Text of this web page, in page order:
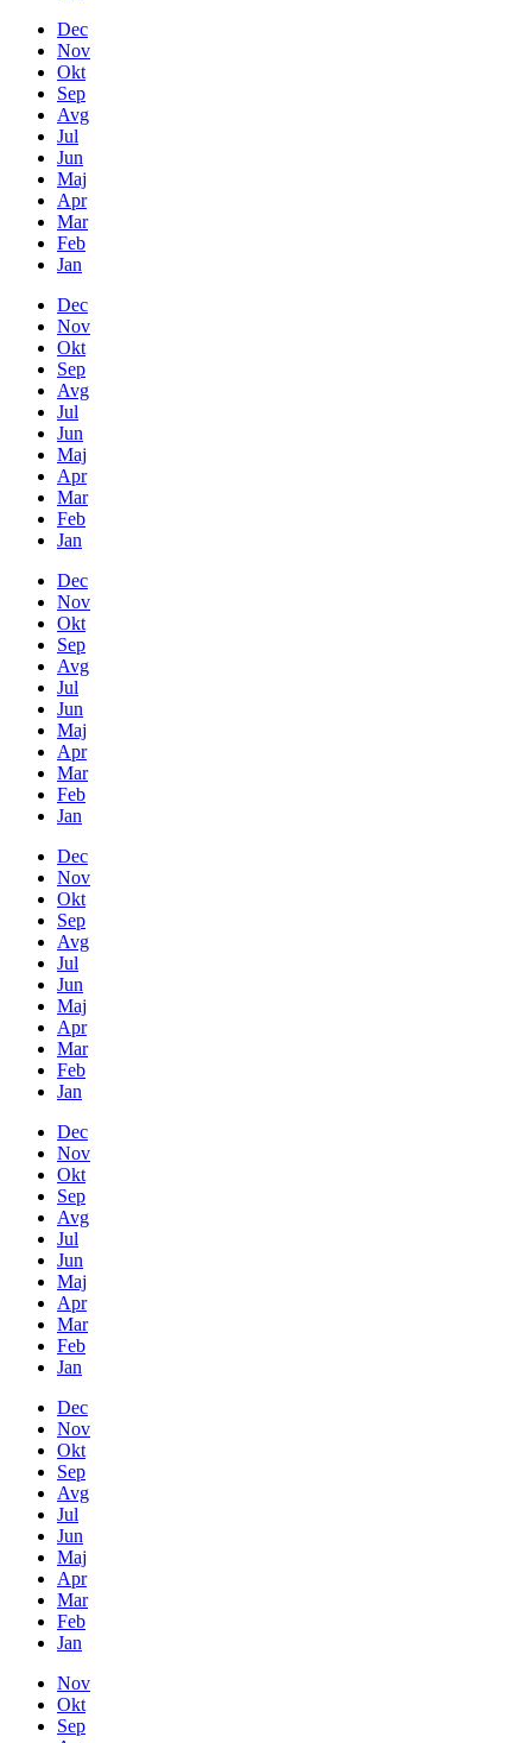
Dec
Nov
Okt
Sep
Avg
Jul
Jun
Maj
Apr
Mar
Feb
Jan
Dec
Nov
Okt
Sep
Avg
Jul
Jun
Maj
Apr
Mar
Feb
Jan
Dec
Nov
Okt
Sep
Avg
Jul
Jun
Maj
Apr
Mar
Feb
Jan
Dec
Nov
Okt
Sep
Avg
Jul
Jun
Maj
Apr
Mar
Feb
Jan
Dec
Nov
Okt
Sep
Avg
Jul
Jun
Maj
Apr
Mar
Feb
Jan
Dec
Nov
Okt
Sep
Avg
Jul
Jun
Maj
Apr
Mar
Feb
Jan
Nov
Okt
Sep